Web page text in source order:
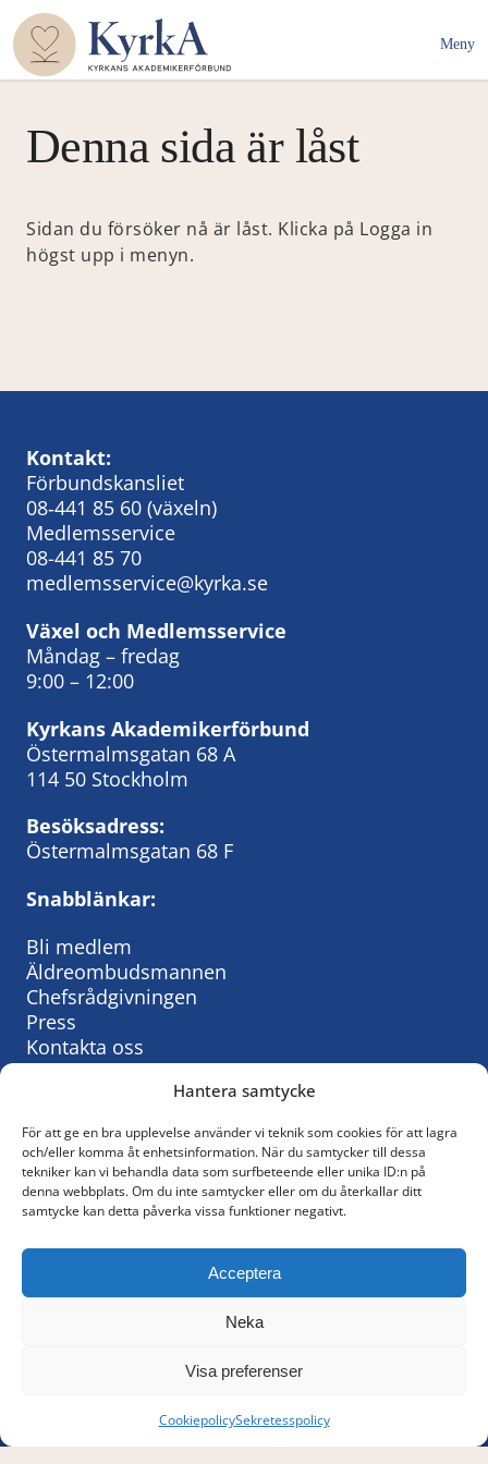
Hantera samtycke
För att ge en bra upplevelse använder vi teknik som cookies för att lagra
och/eller komma åt enhetsinformation. När du samtycker till dessa
tekniker kan vi behandla data som surfbeteende eller unika ID:n på
denna webbplats. Om du inte samtycker eller om du återkallar ditt
samtycke kan detta påverka vissa funktioner negativt.
Acceptera
Neka
Visa preferenser
CookiepolicySekretesspolicy
Meny
Denna sida är låst
Sidan du försöker nå är låst. Klicka på Logga in
högst upp i menyn.
Kontakt:
Förbundskansliet
08‑441 85 60 (växeln)
Medlemsservice
08-441 85 70
medlemsservice@kyrka.se
Växel och Medlemsservice
Måndag – fredag
9:00 – 12:00
Kyrkans Akademikerförbund
Östermalmsgatan 68 A
114 50 Stockholm
Besöksadress:
Östermalmsgatan 68 F
Snabblänkar:
Bli medlem
Äldreombudsmannen
Chefsrådgivningen
Press
Kontakta oss
Så behandlar vi personuppgifter:
KyrkAs personuppgiftspolicy
Följ oss på Facebook
Policy för sociala medier